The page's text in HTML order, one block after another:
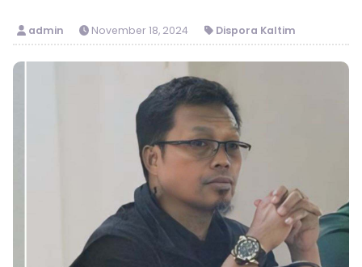
admin November 18, 2024 Dispora Kaltim